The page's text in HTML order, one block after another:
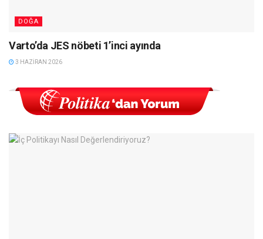
DOĞA
Varto’da JES nöbeti 1’inci ayında
3 HAZIRAN 2026